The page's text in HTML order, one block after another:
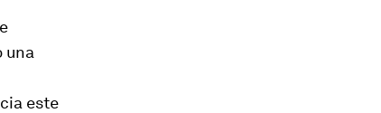
una
este